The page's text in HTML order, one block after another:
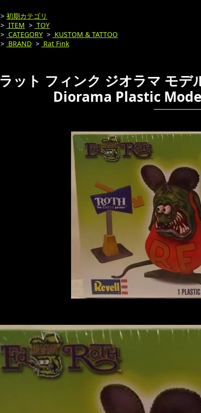
> 初期カテゴリ
> ITEM > TOY
> CATEGORY > KUSTOM & TATTOO
> BRAND > Rat Fink
ラット フィンク ジオラマ モ
Diorama Plastic